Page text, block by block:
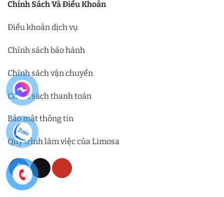
Chính Sách Và Điều Khoản
Điều khoản dịch vụ
Chính sách bảo hành
Chính sách vận chuyển
Chính sách thanh toán
Bảo mật thông tin
Quy trình làm việc của Limosa